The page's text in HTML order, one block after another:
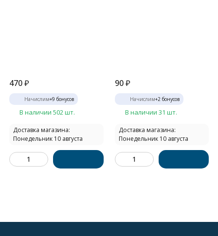
470₽
Начислим+9 бонусов
В наличии 502 шт.
Доставка магазина:
Понедельник 10 августа
90 ₽
Начислим+2 бонусов
В наличии 31 шт.
Доставка магазина:
Понедельник 10 августа